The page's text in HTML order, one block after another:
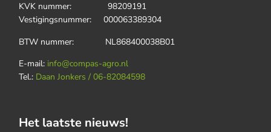
KVK nummer: 98209191
Vestigingsnummer: 000063389304
BTW nummer: NL868400038B01
E-mail: info@compas-agro.nl
Tel.: Daan Jonkers / 06-82084598
Het laatste nieuws!